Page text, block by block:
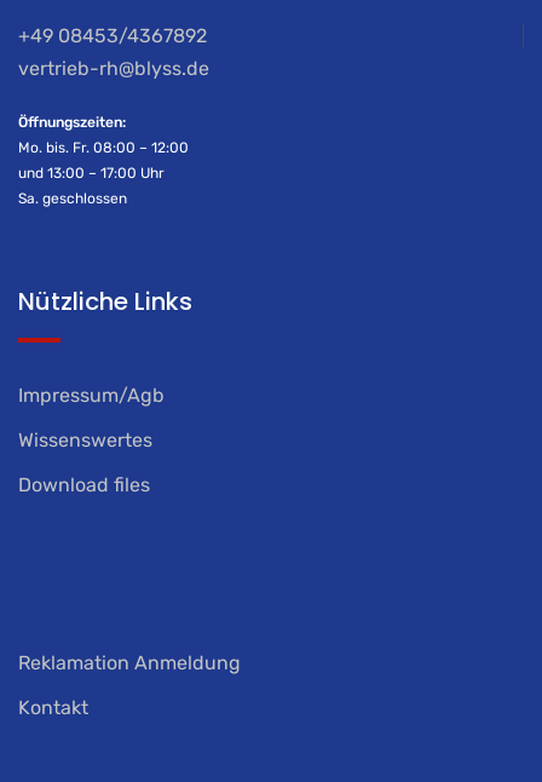
+49 08453/4367892
vertrieb-rh@blyss.de
Öffnungszeiten:
Mo. bis. Fr. 08:00 – 12:00
und 13:00 – 17:00 Uhr
Sa. geschlossen
Nützliche Links
Impressum/Agb
Wissenswertes
Download files
Reklamation Anmeldung
Kontakt